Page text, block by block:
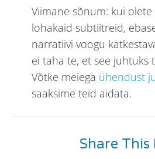
Viimane sõnum: kui
lohakaid subtiitreid,
narratiivi voogu
ei taha te, et see juhtuks
Võtke meiega ühendust
saaksime teid aidata.
Share This